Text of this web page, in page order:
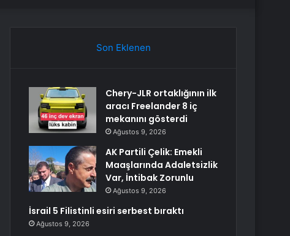
Son Eklenen
Chery-JLR ortaklığının ilk
aracı Freelander 8 iç
mekanını gösterdi
Ağustos 9, 2026
AK Partili Çelik: Emekli
Maaşlarında Adaletsizlik
Var, İntibak Zorunlu
Ağustos 9, 2026
İsrail 5 Filistinli esiri serbest bıraktı
Ağustos 9, 2026